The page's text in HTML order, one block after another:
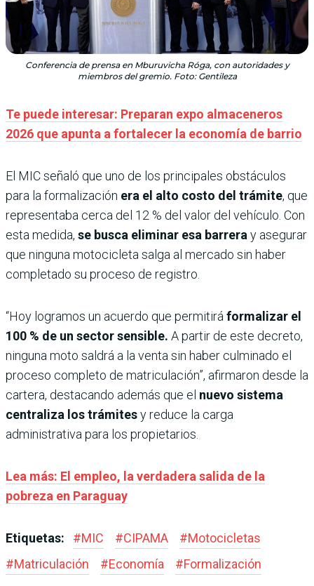
Conferencia de prensa en Mburuvicha Róga, con autoridades y
miembros del gremio. Foto: Gentileza
Te puede interesar: Preparan expo almaceneros
2026 que apunta a fortalecer la economía de barrio
El MIC señaló que uno de los principales obstáculos
para la formalización era el alto costo del trámite, que
representaba cerca del 12 % del valor del vehículo. Con
esta medida, se busca eliminar esa barreray asegurar
que ninguna motocicleta salga al mercado sin haber
completado su proceso de registro.
“Hoy logramos un acuerdo que permitiráformalizar el
100 % de un sector sensible. A partir de este decreto,
ninguna moto saldrá a la venta sin haber culminado el
proceso completo de matriculación”, afirmaron desde la
cartera, destacando además que el nuevo sistema
centraliza los trámitesy reduce la carga
administrativa para los propietarios.
Lea más: El empleo, la verdadera salida de la
pobreza en Paraguay
Etiquetas: #MIC #CIPAMA #Motocicletas
#Matriculación #Economía #Formalización